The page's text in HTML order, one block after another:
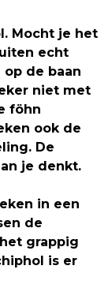
Mocht je het
echt
de baan
niet met
föhn
ook de
De
je denkt.
in een
de
grappig
is er